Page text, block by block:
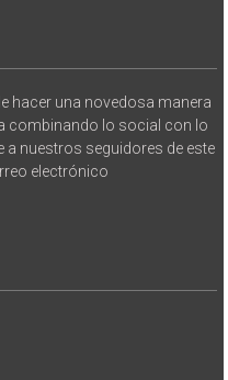
hacer una novedosa manera
combinando lo social con lo
a nuestros seguidores de este
electrónico